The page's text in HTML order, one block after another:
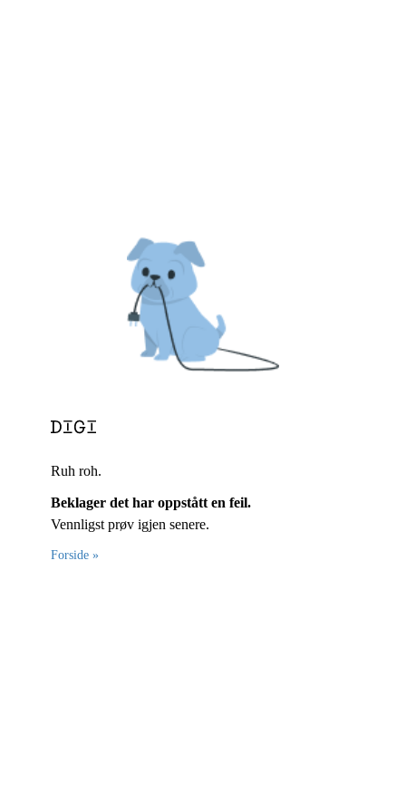
Ruh roh.
Beklager det har oppstått en feil.
Vennligst prøv igjen senere.
Forside »